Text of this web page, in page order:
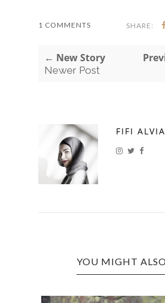
1 COMMENTS SHARE:
← New Story
Newer Post
FIFI
YOU MIGHT